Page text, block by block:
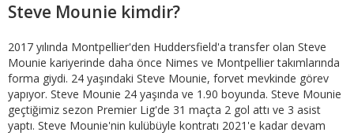
Steve Mounie kimdir?
2017 yılında Montpellier'den Huddersfield'a transfer olan Steve
Mounie kariyerinde daha önce Nimes ve Montpellier takımlarında
forma giydi. 24 yaşındaki Steve Mounie, forvet mevkinde görev
yapıyor. Steve Mounie 24 yaşında ve 1.90 boyunda. Steve Mounie
geçtiğimiz sezon Premier Lig'de 31 maçta 2 gol attı ve 3 asist
yaptı. Steve Mounie'nin kulübüyle kontratı 2021'e kadar devam